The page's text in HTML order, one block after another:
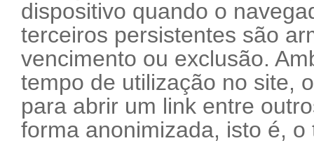
dispositivo quando o
terceiros persistentes são
vencimento ou exclusão.
tempo de utilização no site,
para abrir um link entre
forma anonimizada, isto é,